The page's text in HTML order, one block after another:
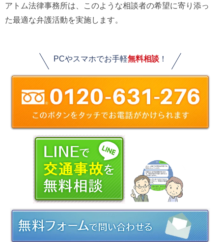
アトム法律事務所は、このような相談者の希望に寄り添っ
た最適な弁護活動を実施します。
PCやスマホでお手軽無料相談！